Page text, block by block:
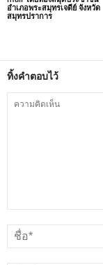
อำเภอพระสมุทรเจดีย์ จังหวัด
สมุทรปราการ
ทิ้งคำตอบไว้